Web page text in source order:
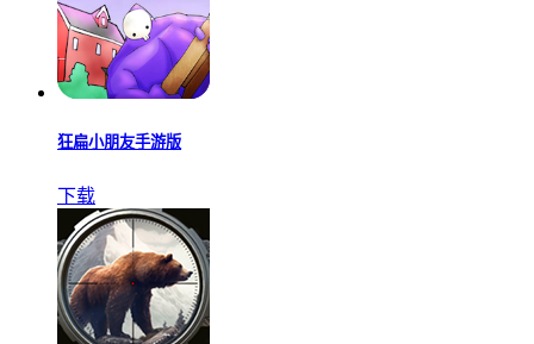
狂扁小朋友手游版
下载